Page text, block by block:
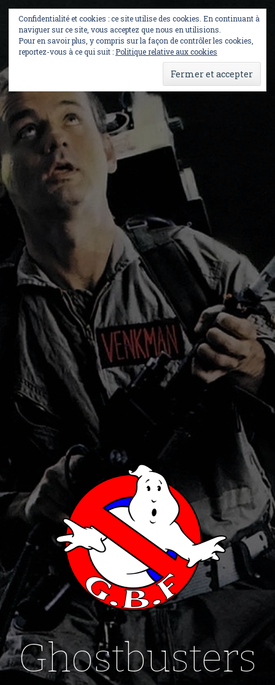
content
Ghostbusters
Confidentialité et cookies : ce site utilise des cookies. En continuant à
naviguer sur ce site, vous acceptez que nous en utilisions.
Pour en savoir plus, y compris sur la façon de contrôler les cookies,
reportez-vous à ce qui suit :Politique relative aux cookies